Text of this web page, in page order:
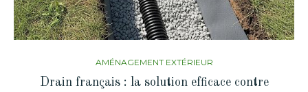
AMÉNAGEMENT EXTÉRIEUR
Drain français : la solution efficace contre